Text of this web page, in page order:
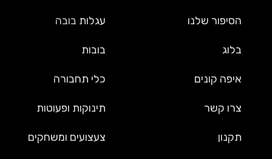
הסיפור שלנו
בלוג
איפה קונים
צרו קשר
תקנון
עגלות בובה
בובות
כלי תחבורה
תינוקות ופעוטות
צעצועים ומשחקים